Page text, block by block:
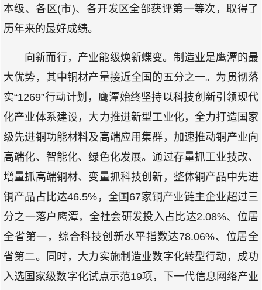
本级、各区(市)、各开发区全部获评第一等次，取得了
历年来的最好成绩。
向新而行，产业能级焕新蝶变。制造业是鹰潭的最
大优势，其中铜材产量接近全国的五分之一。为贯彻落
实“1269”行动计划，鹰潭始终坚持以科技创新引领现代
化产业体系建设，大力推进新型工业化，全力打造国家
级先进铜功能材料及高端应用集群，加速推动铜产业向
高端化、智能化、绿色化发展。通过存量抓工业技改、
增量抓高端铜材、变量抓科技创新，整体铜产品中先进
铜产品占比达46.5%，全国67家铜产业链主企业超过三
分之一落户鹰潭，全社会研发投入占比达2.08%、位居
全省第一，综合科技创新水平指数达78.06%、位居全
省第二。同时，大力实施制造业数字化转型行动，成功
入选国家级数字化试点示范19项，下一代信息网络产业